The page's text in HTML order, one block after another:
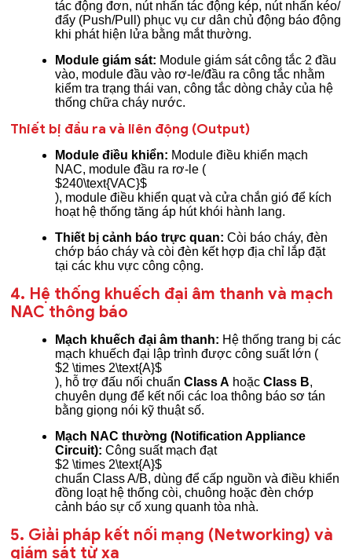
tác động đơn, nút nhấn tác động kép, nút nhấn kéo/
đẩy (Push/Pull) phục vụ cư dân chủ động báo động
khi phát hiện lửa bằng mắt thường.
Module giám sát: Module giám sát công tắc 2 đầu
vào, module đầu vào rơ-le/đầu ra công tắc nhằm
kiểm tra trạng thái van, công tắc dòng chảy của hệ
thống chữa cháy nước.
Thiết bị đầu ra và liên động (Output)
Module điều khiển: Module điều khiển mạch
NAC, module đầu ra rơ-le (
$240\text{VAC}$
), module điều khiển quạt và cửa chắn gió để kích
hoạt hệ thống tăng áp hút khói hành lang.
Thiết bị cảnh báo trực quan: Còi báo cháy, đèn
chớp báo cháy và còi đèn kết hợp địa chỉ lắp đặt
tại các khu vực công cộng.
4. Hệ thống khuếch đại âm thanh và mạch
NAC thông báo
Mạch khuếch đại âm thanh: Hệ thống trang bị các
mạch khuếch đại lập trình được công suất lớn (
$2 \times 2\text{A}$
), hỗ trợ đấu nối chuẩnClass A hoặcClass B,
chuyên dụng để kết nối các loa thông báo sơ tán
bằng giọng nói kỹ thuật số.
Mạch NAC thường (Notification Appliance
Circuit): Công suất mạch đạt
$2 \times 2\text{A}$
chuẩn Class A/B, dùng để cấp nguồn và điều khiển
đồng loạt hệ thống còi, chuông hoặc đèn chớp
cảnh báo sự cố xung quanh tòa nhà.
5. Giải pháp kết nối mạng (Networking) và
giám sát từ xa